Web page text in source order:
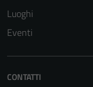
Luoghi
Eventi
CONTATTI